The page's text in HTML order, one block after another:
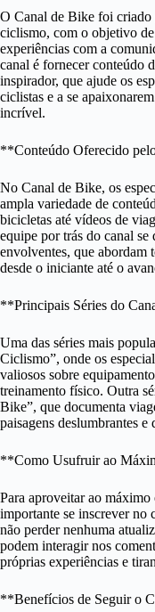
O Canal de Bike foi criado
ciclismo, com o objetivo
experiências com a
canal é fornecer conteúdo
inspirador, que ajude os
ciclistas e a se
incrível.
**Conteúdo Oferecido
No Canal de Bike, os
ampla variedade de
bicicletas até vídeos de
equipe por trás do canal se
envolventes, que abordam
desde o iniciante até o
**Principais Séries do
Uma das séries mais
Ciclismo”, onde os
valiosos sobre
treinamento físico. Outra
Bike”, que documenta
paisagens deslumbrantes e
**Como Usufruir ao
Para aproveitar ao
importante se inscrever no
não perder nenhuma
podem interagir nos
próprias experiências e
**Benefícios de Seguir o